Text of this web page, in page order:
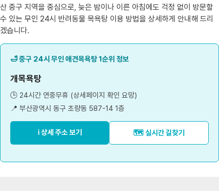
산 중구 지역을 중심으로, 늦은 밤이나 이른 아침에도 걱정 없이 방문할
수 있는 무인 24시 반려동물 목욕탕 이용 방법을 상세하게 안내해 드리
겠습니다.
🛁 중구 24시 무인 애견목욕탕 1순위 정보
개목욕탕
🕒 24시간 연중무휴 (상세페이지 확인 요망)
📍 부산광역시 동구 초량동 587-14 1층
ℹ️ 상세 주소 보기 🗺️ 실시간 길찾기